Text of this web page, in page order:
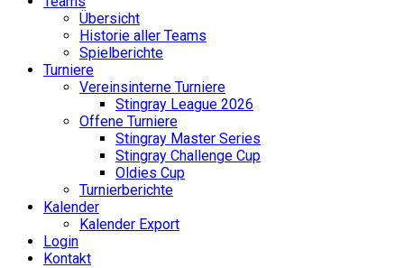
Übersicht
Historie aller Teams
Spielberichte
Turniere
Vereinsinterne Turniere
Stingray League 2026
Offene Turniere
Stingray Master Series
Stingray Challenge Cup
Oldies Cup
Turnierberichte
Kalender
Kalender Export
Login
Kontakt